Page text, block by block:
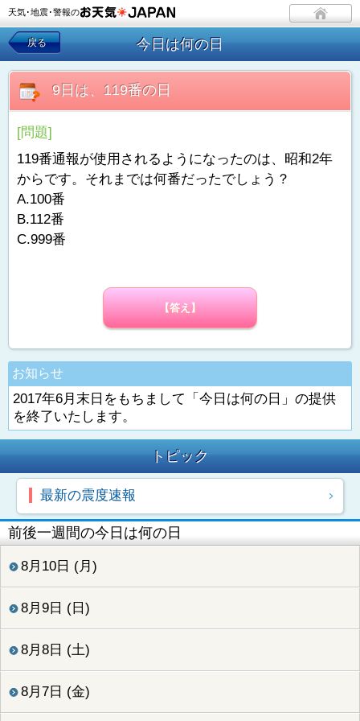
天気･地震･警報の
戻る 今日は何の日
9日は、119番の日
[問題]
119番通報が使用されるようになったのは、昭和2年
からです。それまでは何番だったでしょう？
A.100番
B.112番
C.999番
【答え】
お知らせ
2017年6月末日をもちまして「今日は何の日」の提供
を終了いたします。
トピック
最新の震度速報
前後一週間の今日は何の日
8月10日 (月)
8月9日 (日)
8月8日 (土)
8月7日 (金)